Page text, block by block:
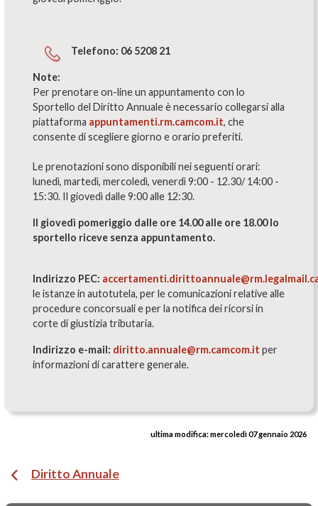
Telefono: 06 5208 21
Note:
Per prenotare on-line un appuntamento con lo
Sportello del Diritto Annuale è necessario collegarsi alla
piattaforma appuntamenti.rm.camcom.it, che
consente di scegliere giorno e orario preferiti.
Le prenotazioni sono disponibili nei seguenti orari:
lunedì, martedì, mercoledì, venerdì 9:00 - 12.30/ 14:00 -
15:30. Il giovedì dalle 9:00 alle 12:30.
Il giovedì pomeriggio dalle ore 14.00 alle ore 18.00 lo
sportello riceve senza appuntamento.
Indirizzo PEC:
le istanze in autotutela, per le comunicazioni relative alle
procedure concorsuali e per la notifica dei ricorsi in
corte di giustizia tributaria.
Indirizzo e-mail: diritto.annuale@rm.camcom.it per
informazioni di carattere generale.
ultima modifica:mercoledì 07 gennaio 2026
Diritto Annuale